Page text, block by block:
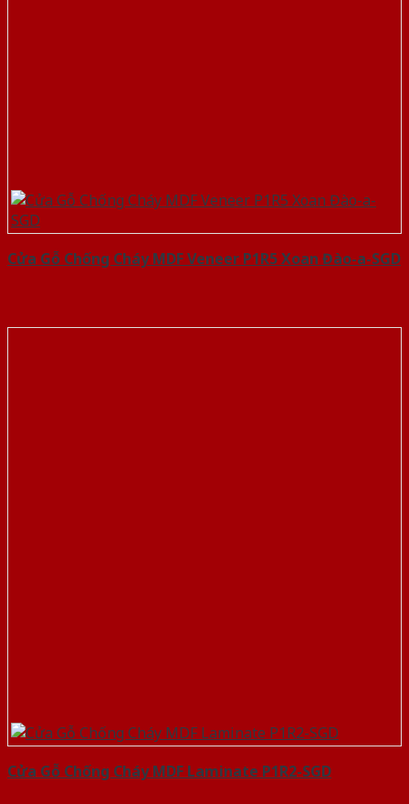
Cửa Gỗ Chống Cháy MDF Veneer P1R5 Xoan Đào-a-SGD
Cửa Gỗ Chống Cháy MDF Laminate P1R2-SGD